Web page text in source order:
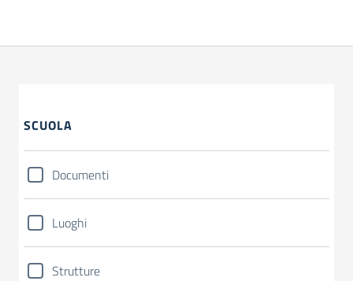
SCUOLA
Documenti
Luoghi
Strutture